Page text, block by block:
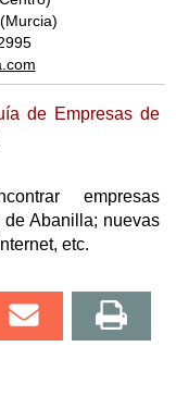
de Empresas de
empresas
Abanilla; nuevas
etc.